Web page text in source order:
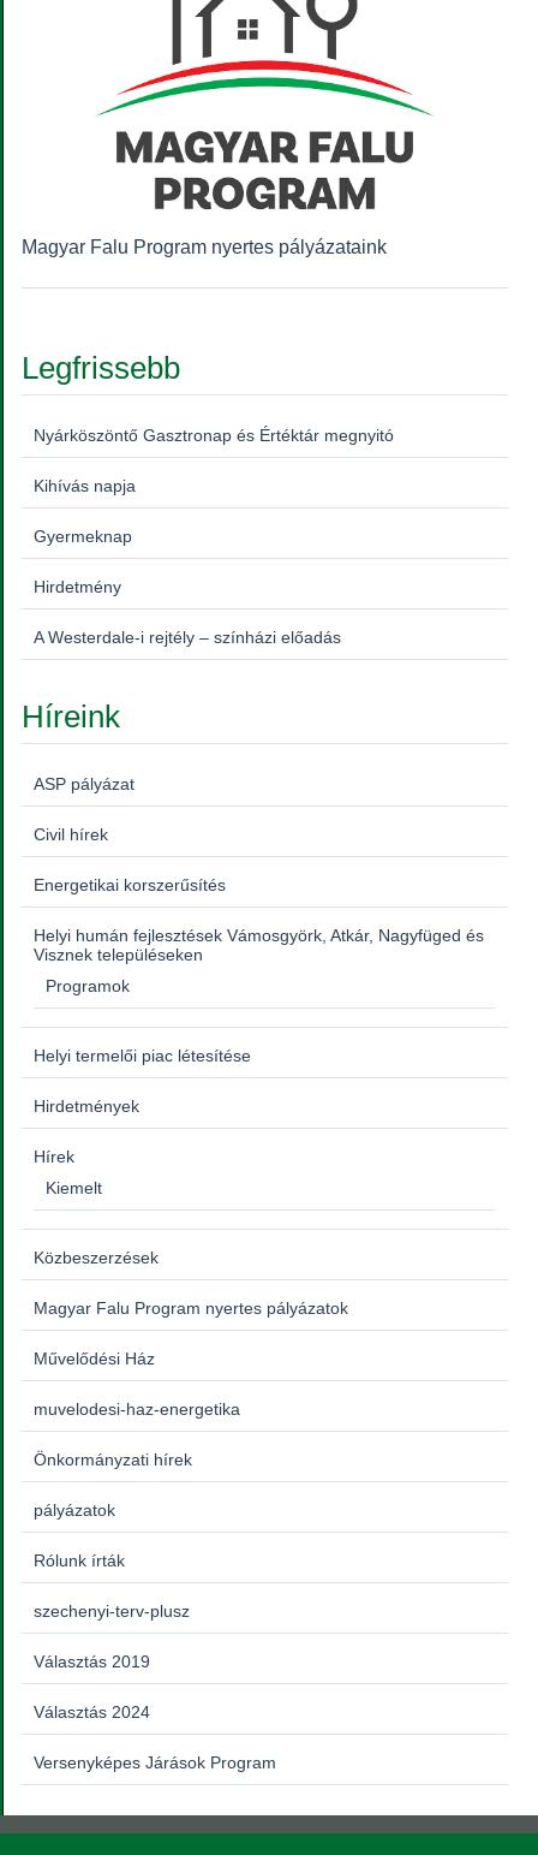
Magyar Falu Program nyertes pályázataink
Legfrissebb
Nyárköszöntő Gasztronap és Értéktár megnyitó
Kihívás napja
Gyermeknap
Hirdetmény
A Westerdale-i rejtély – színházi előadás
Híreink
ASP pályázat
Civil hírek
Energetikai korszerűsítés
Helyi humán fejlesztések Vámosgyörk, Atkár, Nagyfüged és
Visznek településeken
Programok
Helyi termelői piac létesítése
Hirdetmények
Hírek
Kiemelt
Közbeszerzések
Magyar Falu Program nyertes pályázatok
Művelődési Ház
muvelodesi-haz-energetika
Önkormányzati hírek
pályázatok
Rólunk írták
szechenyi-terv-plusz
Választás 2019
Választás 2024
Versenyképes Járások Program